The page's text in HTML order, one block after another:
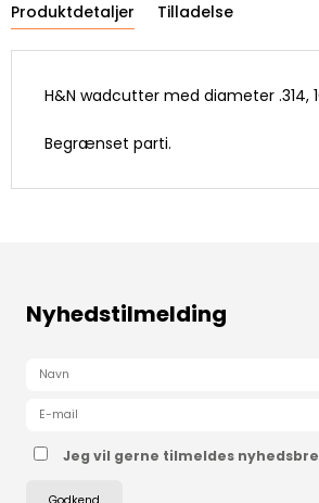
Produktdetaljer Tilladelse
H&N wadcutter med diameter .314,
Begrænset parti.
Nyhedstilmelding
Jeg vil gerne tilmeldes